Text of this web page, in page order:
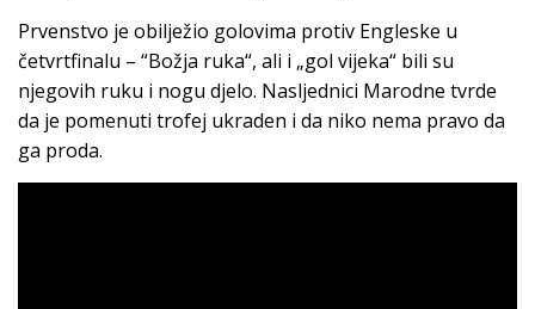
Prvenstvo je obilježio golovima protiv Engleske u
četvrtfinalu – “Božja ruka“, ali i „gol vijeka“ bili su
njegovih ruku i nogu djelo. Nasljednici Marodne tvrde
da je pomenuti trofej ukraden i da niko nema pravo da
ga proda.